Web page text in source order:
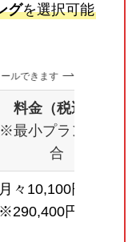
グを選択可能
ルできます
料金（税込）
※最小プランの場
合
月々10,100円～
※290,400円